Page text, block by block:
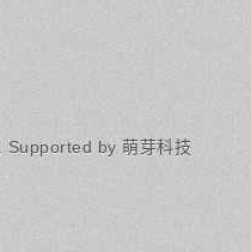
Supported by 萌芽科技